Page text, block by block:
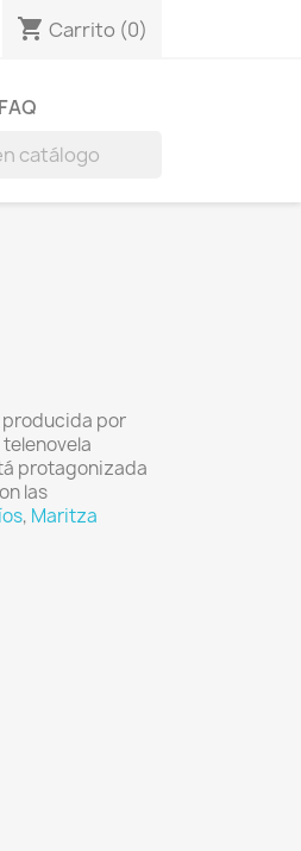
shopping_cart Carrito (0)
FAQ
por
telenovela
protagonizada
las
, Maritza